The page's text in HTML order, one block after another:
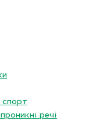
речі